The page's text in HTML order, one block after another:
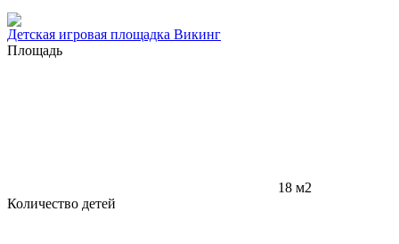
Детская игровая площадка Викинг
Площадь
18 м2
Количество детей